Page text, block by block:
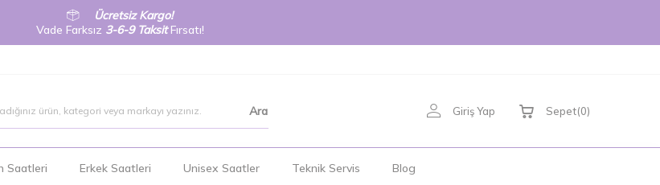
Ücretsiz Kargo!
Vade Farksız 3-6-9 TaksitFırsatı!
Ara Giriş Yap Sepet(0)
Saatleri Erkek Saatleri Unisex Saatler Teknik Servis Blog